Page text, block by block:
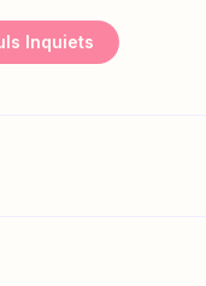
Inquiets